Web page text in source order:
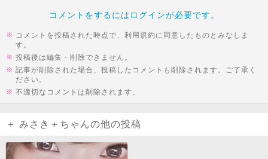
コメントをするにはログインが必要です。
コメントを投稿された時点で、利用規約に同意したものとみなしま
す。
投稿後は編集・削除できません。
記事が削除された場合、投稿したコメントも削除されます。ご了承く
ださい。
不適切なコメントは削除されます。
＋ みさき＋ちゃんの他の投稿